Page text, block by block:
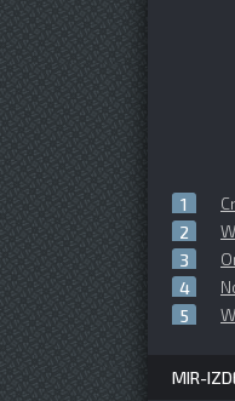
MIR-